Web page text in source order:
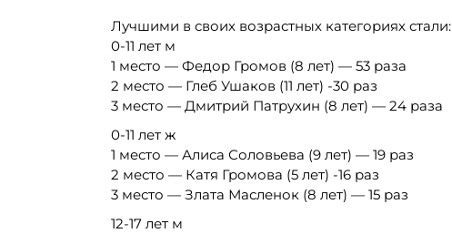
Лучшими в своих возрастных категориях стали:
0-11 лет м
1 место — Федор Громов (8 лет) — 53 раза
2 место — Глеб Ушаков (11 лет) -30 раз
3 место — Дмитрий Патрухин (8 лет) — 24 раза
0-11 лет ж
1 место — Алиса Соловьева (9 лет) — 19 раз
2 место — Катя Громова (5 лет) -16 раз
3 место — Злата Масленок (8 лет) — 15 раз
12-17 лет м